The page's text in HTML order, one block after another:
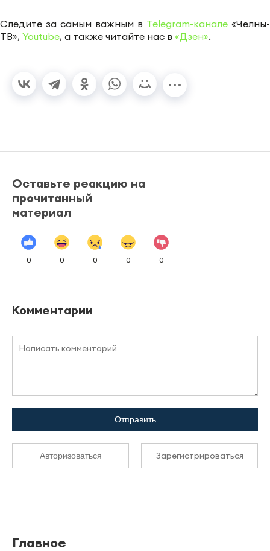
Следите за самым важным в Telegram-канале «Челны-
ТВ», Youtube, а также читайте нас в «Дзен».
Оставьте реакцию на
прочитанный
материал
0 0 0 0 0
Комментарии
Отправить
Авторизоваться Зарегистрироваться
Главное